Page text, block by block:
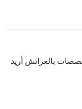
بالعرائش أريد